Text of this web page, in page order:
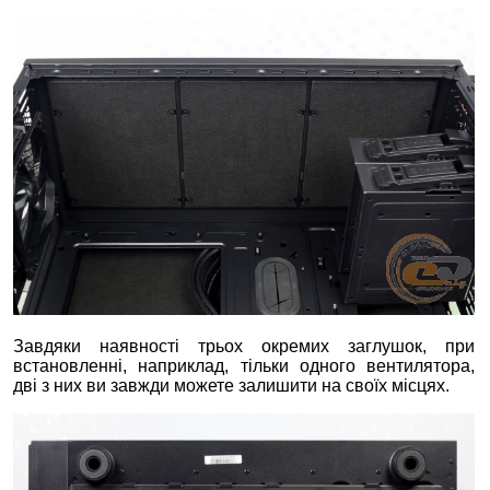
Завдяки наявності трьох окремих заглушок, при
встановленні, наприклад, тільки одного вентилятора,
дві з них ви завжди можете залишити на своїх місцях.